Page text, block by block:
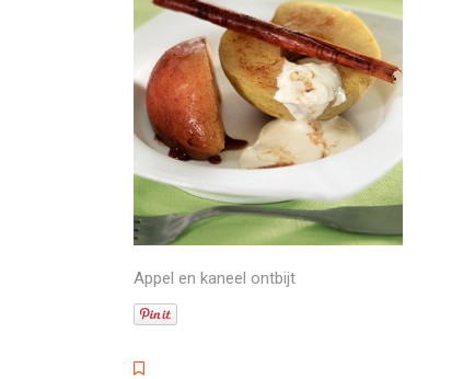
Appel en kaneel ontbijt